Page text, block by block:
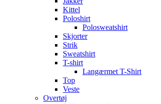
Kittel
Poloshirt
Polosweatshirt
Skjorter
Strik
Sweatshirt
T-shirt
Langærmet T-Shirt
Top
Veste
Overtøj